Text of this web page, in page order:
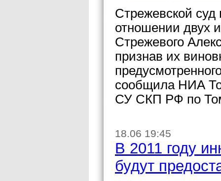
Стрежевской
отношении двух
Стрежевого
признав их
сообщила НИА
СУ СКП РФ по
18.06 19:45
В 2011 году
будут